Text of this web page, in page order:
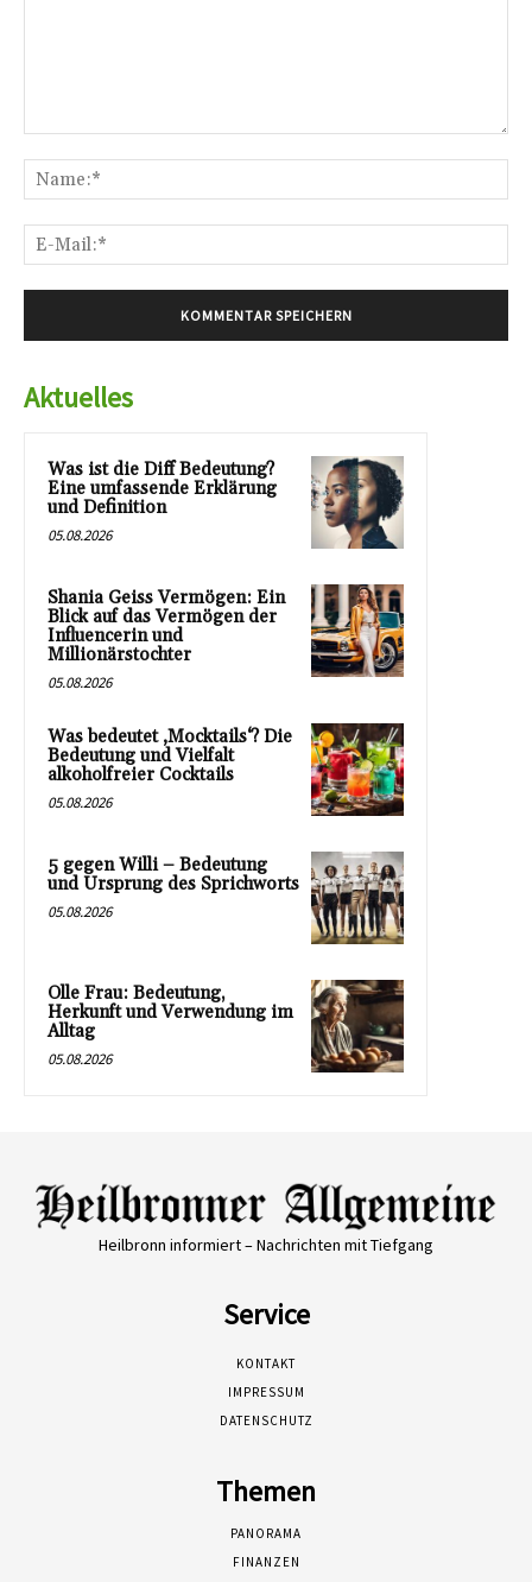
Aktuelles
Was ist die Diff Bedeutung?
Eine umfassende Erklärung
und Definition
05.08.2026
Shania Geiss Vermögen: Ein
Blick auf das Vermögen der
Influencerin und
Millionärstochter
05.08.2026
Was bedeutet ‚Mocktails‘? Die
Bedeutung und Vielfalt
alkoholfreier Cocktails
05.08.2026
5 gegen Willi – Bedeutung
und Ursprung des Sprichworts
05.08.2026
Olle Frau: Bedeutung,
Herkunft und Verwendung im
Alltag
05.08.2026
Heilbronn informiert – Nachrichten mit Tiefgang
Service
KONTAKT
IMPRESSUM
DATENSCHUTZ
Themen
PANORAMA
FINANZEN